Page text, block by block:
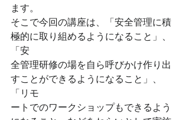
ます。
そこで今回の講座は、「安全管理に積
極的に取り組めるようになること」、
「安
全管理研修の場を自ら呼びかけ作り出
すことができるようになること」、
「リモ
ートでのワークショップもできるよう